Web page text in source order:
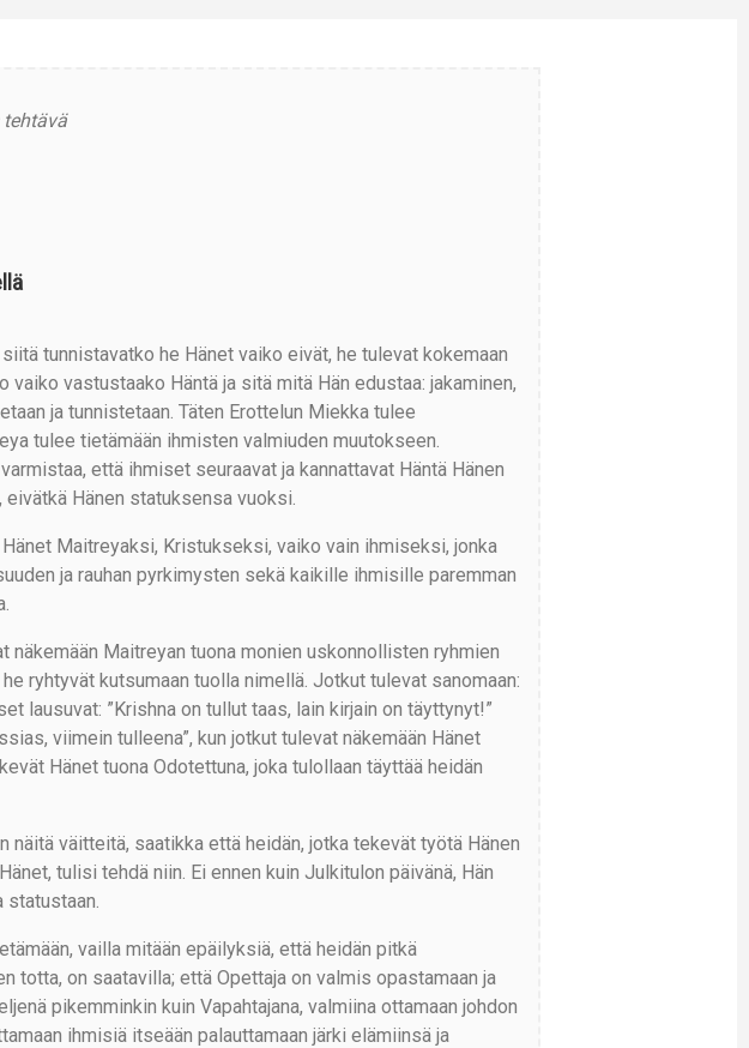
tunnistavatko he Hänet vaiko eivät, he tulevat kokemaan
vastustaako Häntä ja sitä mitä Hän edustaa: jakaminen,
ja tunnistetaan. Täten Erottelun Miekka tulee
tulee tietämään ihmisten valmiuden muutokseen.
että ihmiset seuraavat ja kannattavat Häntä Hänen
Hänen statuksensa vuoksi.
Maitreyaksi, Kristukseksi, vaiko vain ihmiseksi, jonka
ja rauhan pyrkimysten sekä kaikille ihmisille paremman
näkemään Maitreyan tuona monien uskonnollisten ryhmien
ryhtyvät kutsumaan tuolla nimellä. Jotkut tulevat sanomaan:
lausuvat: ”Krishna on tullut taas, lain kirjain on täyttynyt!”
viimein tulleena”, kun jotkut tulevat näkemään Hänet
Hänet tuona Odotettuna, joka tulollaan täyttää heidän
näitä väitteitä, saatikka että heidän, jotka tekevät työtä Hänen
tulisi tehdä niin. Ei ennen kuin Julkitulon päivänä, Hän
vailla mitään epäilyksiä, että heidän pitkä
totta, on saatavilla; että Opettaja on valmis opastamaan ja
pikemminkin kuin Vapahtajana, valmiina ottamaan johdon
ihmisiä itseään palauttamaan järki elämiinsä ja